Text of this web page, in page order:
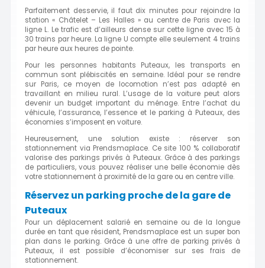
Parfaitement desservie, il faut dix minutes pour rejoindre la
station « Châtelet – Les Halles » au centre de Paris avec la
ligne L. Le trafic est d’ailleurs dense sur cette ligne avec 15 à
30 trains par heure. La ligne U compte elle seulement 4 trains
par heure aux heures de pointe.
Pour les personnes habitants Puteaux, les transports en
commun sont plébiscités en semaine. Idéal pour se rendre
sur Paris, ce moyen de locomotion n’est pas adapté en
travaillant en milieu rural. L’usage de la voiture peut alors
devenir un budget important du ménage. Entre l’achat du
véhicule, l’assurance, l’essence et le parking à Puteaux, des
économies s’imposent en voiture.
Heureusement, une solution existe : réserver son
stationnement via Prendsmaplace. Ce site 100 % collaboratif
valorise des parkings privés à Puteaux. Grâce à des parkings
de particuliers, vous pouvez réaliser une belle économie dès
votre stationnement à proximité de la gare ou en centre ville.
Réservez un parking proche de la gare de
Puteaux
Pour un déplacement salarié en semaine ou de la longue
durée en tant que résident, Prendsmaplace est un super bon
plan dans le parking. Grâce à une offre de parking privés à
Puteaux, il est possible d’économiser sur ses frais de
stationnement.